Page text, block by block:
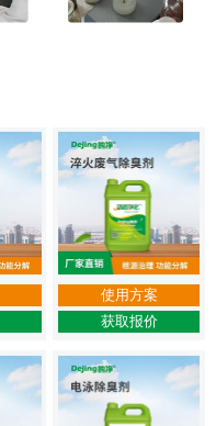
使用方案
获取报价